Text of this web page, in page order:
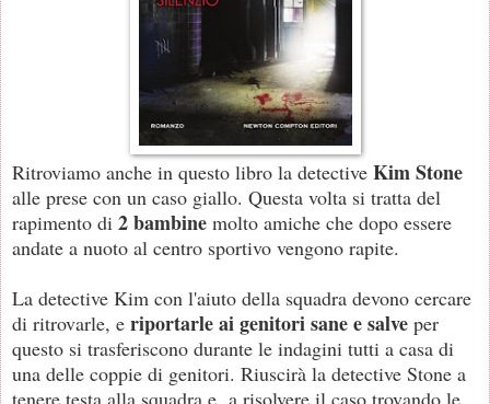
Ritroviamo anche in questo libro la detective Kim Stone
alle prese con un caso giallo. Questa volta si tratta del
rapimento di 2 bambine molto amiche che dopo essere
andate a nuoto al centro sportivo vengono rapite.
La detective Kim con l'aiuto della squadra devono cercare
di ritrovarle, e riportarle ai genitori sane e salve per
questo si trasferiscono durante le indagini tutti a casa di
una delle coppie di genitori. Riuscirà la detective Stone a
tenere testa alla squadra e a risolvere il caso trovando le